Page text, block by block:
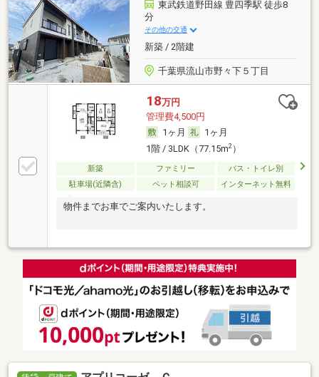
東武鉄道野田線 豊四季駅 徒歩8
分
その他の交通
新築 / 2階建
千葉県流山市野々下５丁目
18万円
管理費4,500円
1ヶ月
1ヶ月
1階 / 3LDK（77.15m2）
新築 ファミリー
バス・トイレ別
駐車場(近隣含)
ペット相談可 インターネット無料
物件までお車でご案内いたします。